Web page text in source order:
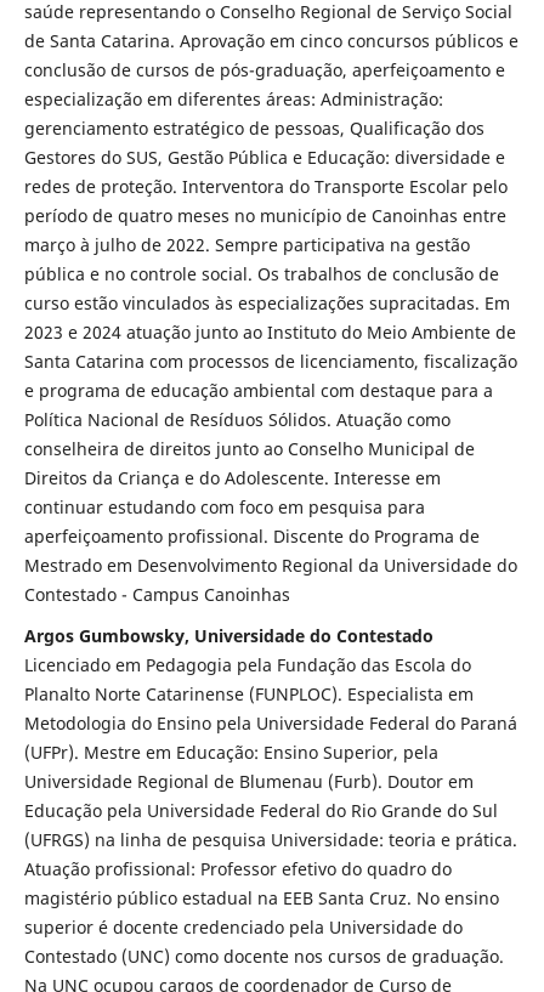
saúde representando o Conselho Regional de Serviço Social
de Santa Catarina. Aprovação em cinco concursos públicos e
conclusão de cursos de pós-graduação, aperfeiçoamento e
especialização em diferentes áreas: Administração:
gerenciamento estratégico de pessoas, Qualificação dos
Gestores do SUS, Gestão Pública e Educação: diversidade e
redes de proteção. Interventora do Transporte Escolar pelo
período de quatro meses no município de Canoinhas entre
março à julho de 2022. Sempre participativa na gestão
pública e no controle social. Os trabalhos de conclusão de
curso estão vinculados às especializações supracitadas. Em
2023 e 2024 atuação junto ao Instituto do Meio Ambiente de
Santa Catarina com processos de licenciamento, fiscalização
e programa de educação ambiental com destaque para a
Política Nacional de Resíduos Sólidos. Atuação como
conselheira de direitos junto ao Conselho Municipal de
Direitos da Criança e do Adolescente. Interesse em
continuar estudando com foco em pesquisa para
aperfeiçoamento profissional. Discente do Programa de
Mestrado em Desenvolvimento Regional da Universidade do
Contestado - Campus Canoinhas
Argos Gumbowsky, Universidade do Contestado
Licenciado em Pedagogia pela Fundação das Escola do
Planalto Norte Catarinense (FUNPLOC). Especialista em
Metodologia do Ensino pela Universidade Federal do Paraná
(UFPr). Mestre em Educação: Ensino Superior, pela
Universidade Regional de Blumenau (Furb). Doutor em
Educação pela Universidade Federal do Rio Grande do Sul
(UFRGS) na linha de pesquisa Universidade: teoria e prática.
Atuação profissional: Professor efetivo do quadro do
magistério público estadual na EEB Santa Cruz. No ensino
superior é docente credenciado pela Universidade do
Contestado (UNC) como docente nos cursos de graduação.
Na UNC ocupou cargos de coordenador de Curso de